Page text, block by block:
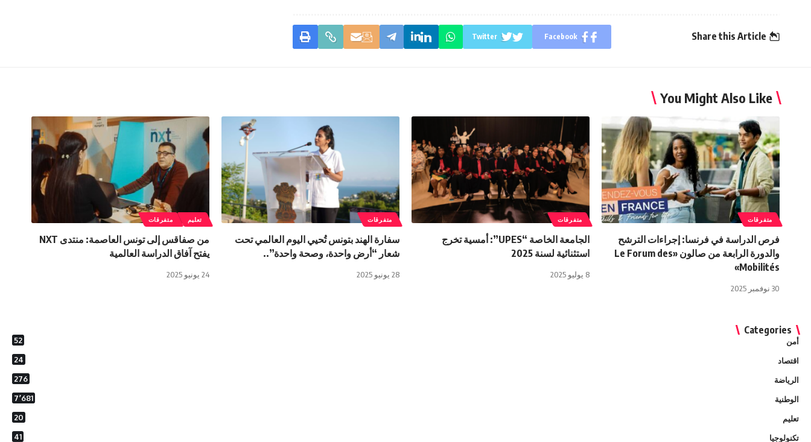
Share this Article
Facebook
Twitter
You Might Also Like
متفرقات
فرص الدراسة في فرنسا: إجراءات الترشح
والدورة الرابعة من صالون «Le Forum des
Mobilités»
30 نوفمبر 2025
متفرقات
الجامعة الخاصة “UPES”: أمسية تخرج
استثنائية لسنة 2025
8 يوليو 2025
متفرقات
سفارة الهند بتونس تُحيي اليوم العالمي تحت
شعار “أرض واحدة، وصحة واحدة”..
28 يونيو 2025
تعليم متفرقات
من صفاقس إلى تونس العاصمة: منتدى NXT
يفتح آفاق الدراسة العالمية
24 يونيو 2025
Categories
أمن 52
اقتصاد 24
الرياضة 276
الوطنية 7٬681
تعليم 20
تكنولوجيا 41